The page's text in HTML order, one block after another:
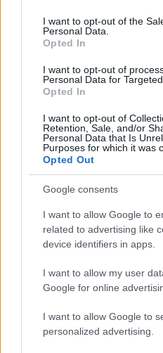
consent section.
I want to opt-out of the
Personal Data.
Opted In
I want to opt-out of
Personal Data for
Opted In
I want to opt-out of
Retention, Sale, and/or
Personal Data that Is
Purposes for which it was
Opted Out
Google consents
I want to allow Google to
related to advertising like
device identifiers in apps.
I want to allow my user
Google for online
I want to allow Google to
personalized advertising.